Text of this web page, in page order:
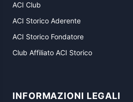
ACI Club
ACI Storico Aderente
ACI Storico Fondatore
Club Affiliato ACI Storico
INFORMAZIONI LEGALI